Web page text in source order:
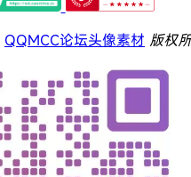
QQMCC论坛头像素材 版权